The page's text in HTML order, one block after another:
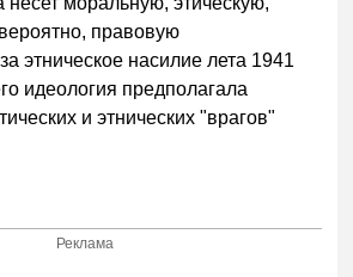
правовую
этническое насилие лета 1941
идеология предполагала
и этнических "врагов"
Реклама